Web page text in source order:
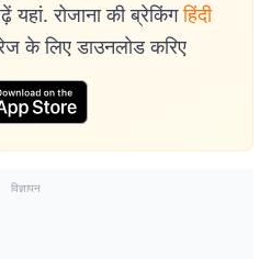
यहां. रोजाना की ब्रेकिंग हिंदी
के लिए डाउनलोड करिए
विज्ञापन